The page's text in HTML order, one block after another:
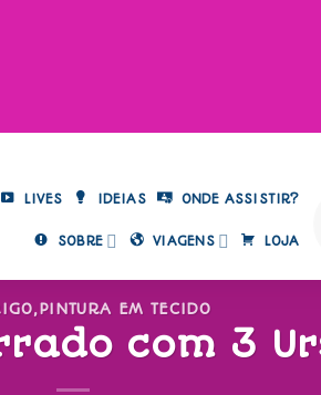
LIVES IDEIAS ONDE ASSISTIR?
SOBRE VIAGENS LOJA
,PINTURA EM TECIDO
com 3